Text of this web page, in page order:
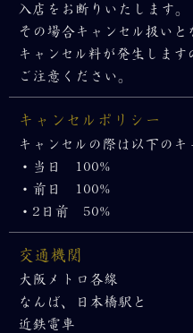
入店をお断りいたします。
その場合キャンセル扱いと
キャンセル料が発生します
ご注意ください。
キャンセルポリシー
キャンセルの際は以下のキ
・当日 100%
・前日 100%
・2日前 50%
交通機関
大阪メトロ各線
なんば、日本橋駅と
近鉄電車